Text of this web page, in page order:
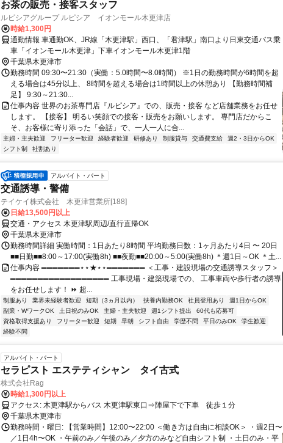
お茶の販売・接客スタッフ
ルピシアグループ ルピシア イオンモール木更津店
時給1,300円
通勤情報 車通勤OK、JR線「木更津駅」西口、「君津駅」南口より日東交通バス乗
車「イオンモール木更津」下車イオンモール木更津1階
千葉県木更津市
勤務時間 09:30〜21:30（実働：5.0時間〜8.0時間） ※1日の勤務時間が6時間を超
える場合は45分以上、 8時間を超える場合は1時間以上の休憩あり 【勤務時間補
足】 9:30～21:30...
仕事内容 世界のお茶専門店『ルピシア』での、販売・接客 など店舗業務をお任せ
します。 【接客】 明るい笑顔での接客・販売をお願いします。 専門店だからこ
そ、お客様に寄り添った「会話」で、一人一人に合...
主婦・主夫歓迎 フリーター歓迎 経験者歓迎 研修あり 制服貸与 交通費支給
週2・3日からOK
シフト制
社割あり
アルバイト・パート
交通誘導・警備
テイケイ株式会社 木更津営業所[188]
日給13,500円以上
交通・アクセス 木更津駅周辺/直行直帰OK
千葉県木更津市
勤務時間詳細 実働時間：1日あたり8時間 平均勤務日数：1ヶ月あたり4日 〜 20日
■■日勤■■8:00～17:00(実働8h) ■■夜勤■■20:00～5:00(実働8h) ＊週1日～OK ＊土...
仕事内容 ═══════⋆⋆★⋆⋆═══════ ＜工事・建設現場の交通誘導スタッフ＞
══════════════════ 工事現場・建築現場での、 工事車両や歩行者の誘導
をお任せします！ ⏩ 超...
制服あり 業界未経験者歓迎 短期（3ヵ月以内） 扶養内勤務OK 社員登用あり
週1日からOK
副業・WワークOK
土日祝のみOK 主婦・主夫歓迎 週1シフト提出
60代も応募可
資格取得支援あり
フリーター歓迎 短期 早朝 シフト自由 学歴不問 平日のみOK
学生歓迎
経験不問
アルバイト・パート
セラピスト エステティシャン タイ古式
株式会社Rag
時給1,300円以上
アクセス: 木更津駅からバス 木更津駅東口⇒陣屋下で下車 徒歩１分
千葉県木更津市
勤務時間・曜日: 【営業時間】12:00〜22:00 ＜働き方は自由に相談OK＞ ・週2日〜
／1日4h〜OK ・午前のみ／午後のみ／夕方のみなど自由シフト制 ・土日のみ・平